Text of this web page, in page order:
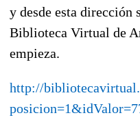
y desde esta dirección
Biblioteca Virtual de
empieza.
http://